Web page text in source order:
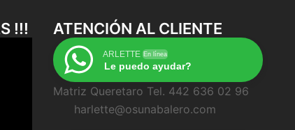
!!! ATENCIÓN AL CLIENTE
ARLETTE En línea
Le puedo ayudar?
Matriz Queretaro Tel. 442 636 02 96
harlette@osunabalero.com